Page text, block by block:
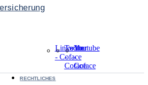
LinkedIn
- Coface
Twitter
-
Coface
Youtube
-
Coface
RECHTLICHES